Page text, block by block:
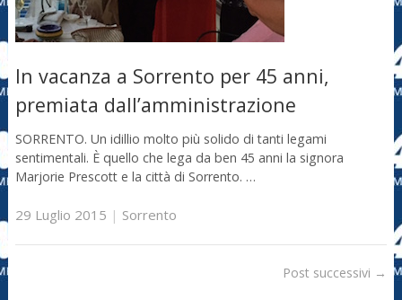
In vacanza a Sorrento per 45 anni,
premiata dall’amministrazione
SORRENTO. Un idillio molto più solido di tanti legami
sentimentali. È quello che lega da ben 45 anni la signora
Marjorie Prescott e la città di Sorrento. …
29 Luglio 2015 | Sorrento
Post successivi →